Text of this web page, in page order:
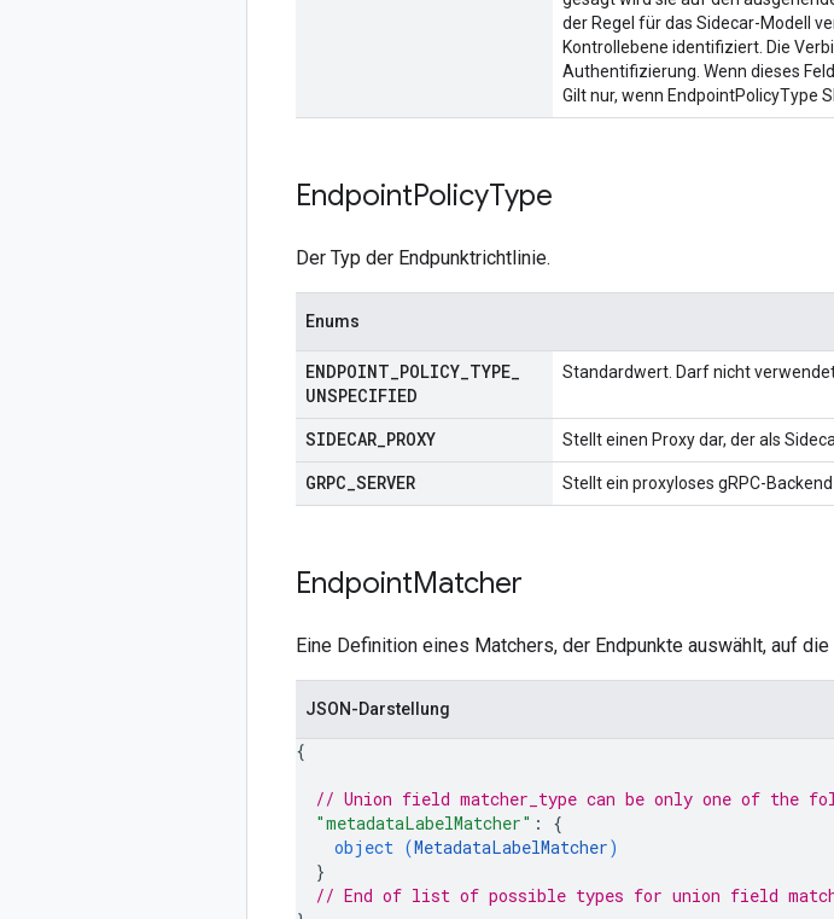
der Regel für das Sidecar-Modell
Kontrollebene identifiziert. Die
Authentifizierung. Wenn dieses
Gilt nur, wenn EndpointPolicyType
EndpointPolicyType
Der Typ der Endpunktrichtlinie.
Enums
ENDPOINT POLICY TYPE
UNSPECIFIED
Standardwert. Darf nicht
SIDECAR PROXY Stellt einen Proxy dar, der als
GRPC SERVER Stellt ein proxyloses gRPC-Backend
EndpointMatcher
Eine Definition eines Matchers, der Endpunkte auswählt, auf
JSON-Darstellung
{
// Union field matcher_type can be only one of the
"metadataLabelMatcher" : {
object (MetadataLabelMatcher)
}
// End of list of possible types for union field